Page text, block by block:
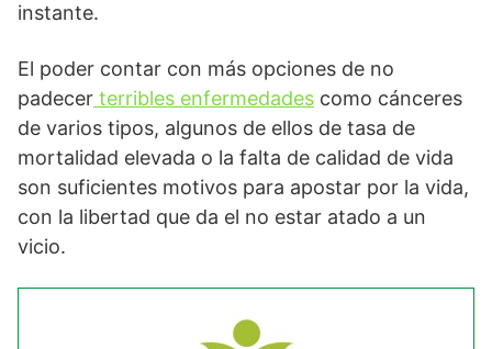
instante.
El poder contar con más opciones de no
padecer terribles enfermedades como cánceres
de varios tipos, algunos de ellos de tasa de
mortalidad elevada o la falta de calidad de vida
son suficientes motivos para apostar por la vida,
con la libertad que da el no estar atado a un
vicio.